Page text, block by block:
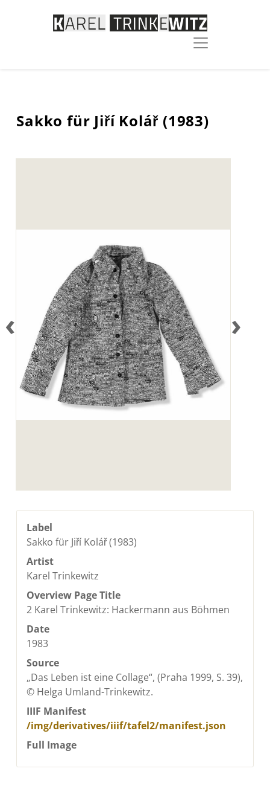
Sakko für Jiří Kolář (1983)
‹ ›
Label
Sakko für Jiří Kolář (1983)
Artist
Karel Trinkewitz
Overview Page Title
2 Karel Trinkewitz: Hackermann aus Böhmen
Date
1983
Source
„Das Leben ist eine Collage“, (Praha 1999, S. 39),
© Helga Umland-Trinkewitz.
IIIF Manifest
/img/derivatives/iiif/tafel2/manifest.json
Full Image